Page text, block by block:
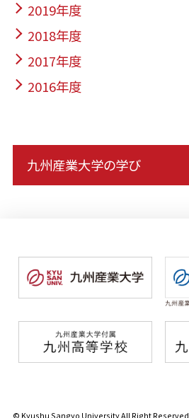
2019年度
2018年度
2017年度
2016年度
九州産業大学の学び
© Kyushu Sangyo University All Right Reserved